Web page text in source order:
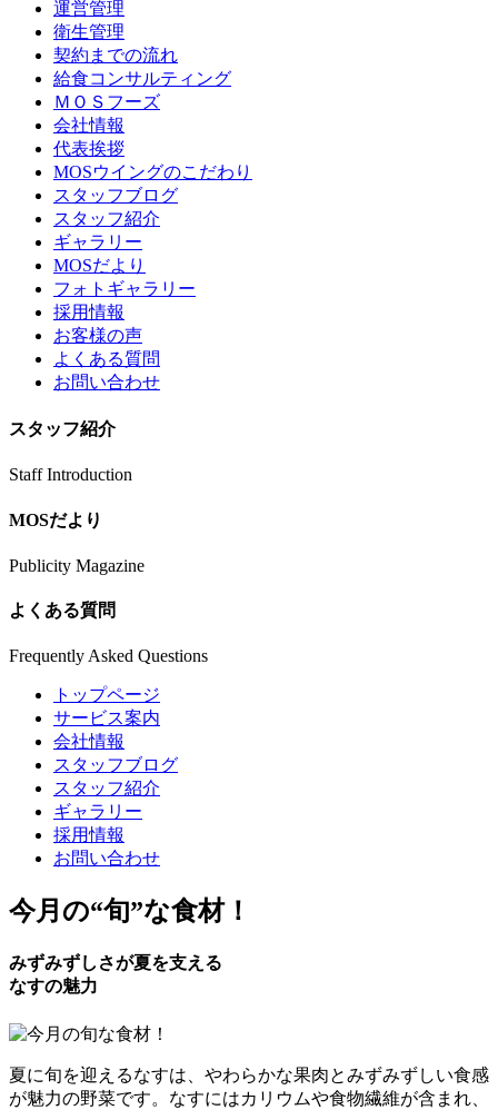
運営管理
衛生管理
契約までの流れ
給食コンサルティング
ＭＯＳフーズ
会社情報
代表挨拶
MOSウイングのこだわり
スタッフブログ
スタッフ紹介
ギャラリー
MOSだより
フォトギャラリー
採用情報
お客様の声
よくある質問
お問い合わせ
スタッフ紹介
Staff Introduction
MOSだより
Publicity Magazine
よくある質問
Frequently Asked Questions
トップページ
サービス案内
会社情報
スタッフブログ
スタッフ紹介
ギャラリー
採用情報
お問い合わせ
今月の“旬”な食材！
みずみずしさが夏を支える
なすの魅力
夏に旬を迎えるなすは、やわらかな果肉とみずみずしい食感
が魅力の野菜です。なすにはカリウムや食物繊維が含まれ、